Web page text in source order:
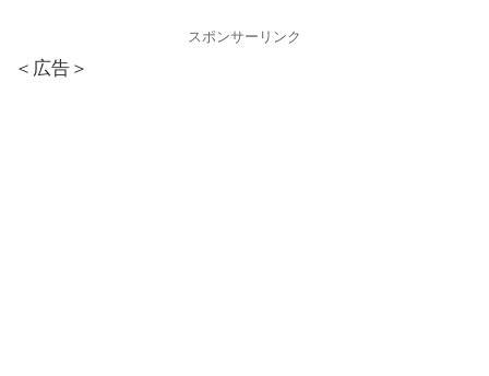
スポンサーリンク
＜広告＞